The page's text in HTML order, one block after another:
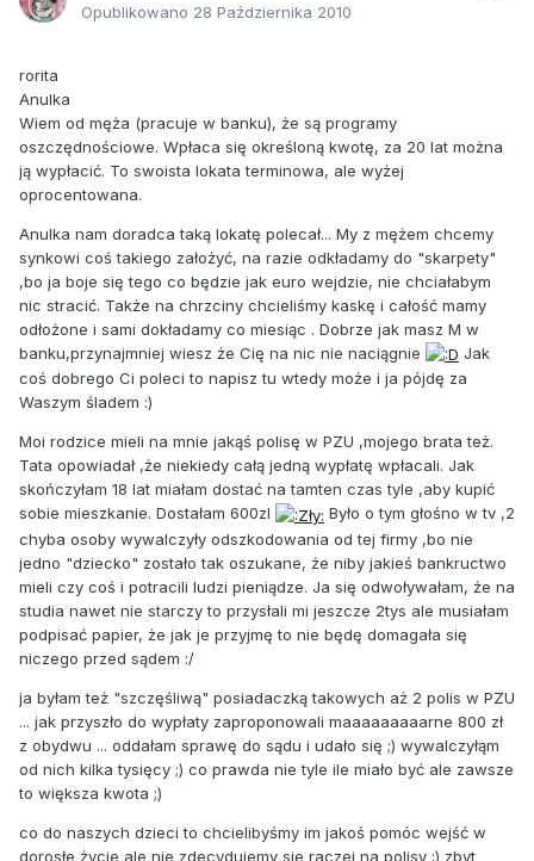
Opublikowano 28 Października 2010
rorita
Anulka
Wiem od męża (pracuje w banku), że są programy
oszczędnościowe. Wpłaca się określoną kwotę, za 20 lat można
ją wypłacić. To swoista lokata terminowa, ale wyżej
oprocentowana.
Anulka nam doradca taką lokatę polecał... My z mężem chcemy
synkowi coś takiego założyć, na razie odkładamy do "skarpety"
,bo ja boje się tego co będzie jak euro wejdzie, nie chciałabym
nic stracić. Także na chrzciny chcieliśmy kaskę i całość mamy
odłożone i sami dokładamy co miesiąc . Dobrze jak masz M w
banku,przynajmniej wiesz że Cię na nic nie naciągnie
Jak
coś dobrego Ci poleci to napisz tu wtedy może i ja pójdę za
Waszym śladem :)
Moi rodzice mieli na mnie jakąś polisę w PZU ,mojego brata też.
Tata opowiadał ,że niekiedy całą jedną wypłatę wpłacali. Jak
skończyłam 18 lat miałam dostać na tamten czas tyle ,aby kupić
sobie mieszkanie. Dostałam 600zl
Było o tym głośno w tv ,2
chyba osoby wywalczyły odszkodowania od tej firmy ,bo nie
jedno "dziecko" zostało tak oszukane, że niby jakieś bankructwo
mieli czy coś i potracili ludzi pieniądze. Ja się odwoływałam, że na
studia nawet nie starczy to przysłali mi jeszcze 2tys ale musiałam
podpisać papier, że jak je przyjmę to nie będę domagała się
niczego przed sądem :/
ja byłam też "szczęśliwą" posiadaczką takowych aż 2 polis w PZU
... jak przyszło do wypłaty zaproponowali maaaaaaaaarne 800 zł
z obydwu ... oddałam sprawę do sądu i udało się ;) wywalczyłąm
od nich kilka tysięcy ;) co prawda nie tyle ile miało być ale zawsze
to większa kwota ;)
co do naszych dzieci to chcielibyśmy im jakoś pomóc wejść w
dorosłe życie ale nie zdecydujemy sie raczej na polisy ;) zbyt